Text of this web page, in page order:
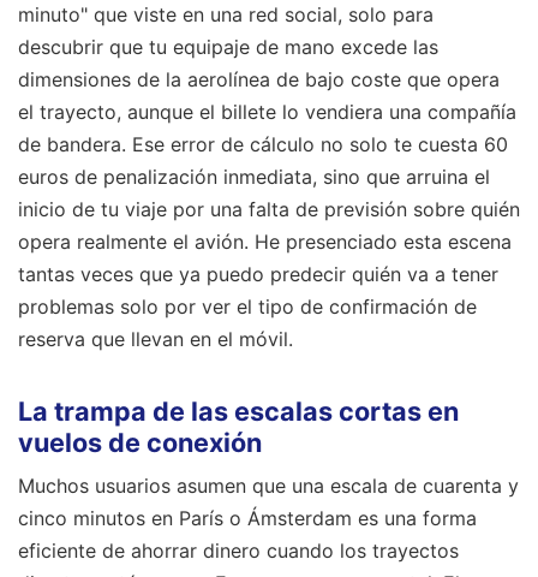
minuto" que viste en una red social, solo para
descubrir que tu equipaje de mano excede las
dimensiones de la aerolínea de bajo coste que opera
el trayecto, aunque el billete lo vendiera una compañía
de bandera. Ese error de cálculo no solo te cuesta 60
euros de penalización inmediata, sino que arruina el
inicio de tu viaje por una falta de previsión sobre quién
opera realmente el avión. He presenciado esta escena
tantas veces que ya puedo predecir quién va a tener
problemas solo por ver el tipo de confirmación de
reserva que llevan en el móvil.
La trampa de las escalas cortas en
vuelos de conexión
Muchos usuarios asumen que una escala de cuarenta y
cinco minutos en París o Ámsterdam es una forma
eficiente de ahorrar dinero cuando los trayectos